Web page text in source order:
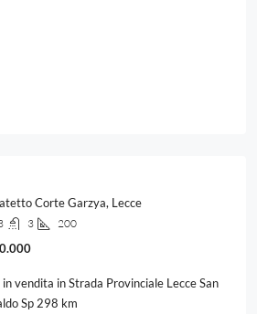
Corte Garzya, Lecce
3 200
vendita in Strada Provinciale Lecce San
Sp 298 km